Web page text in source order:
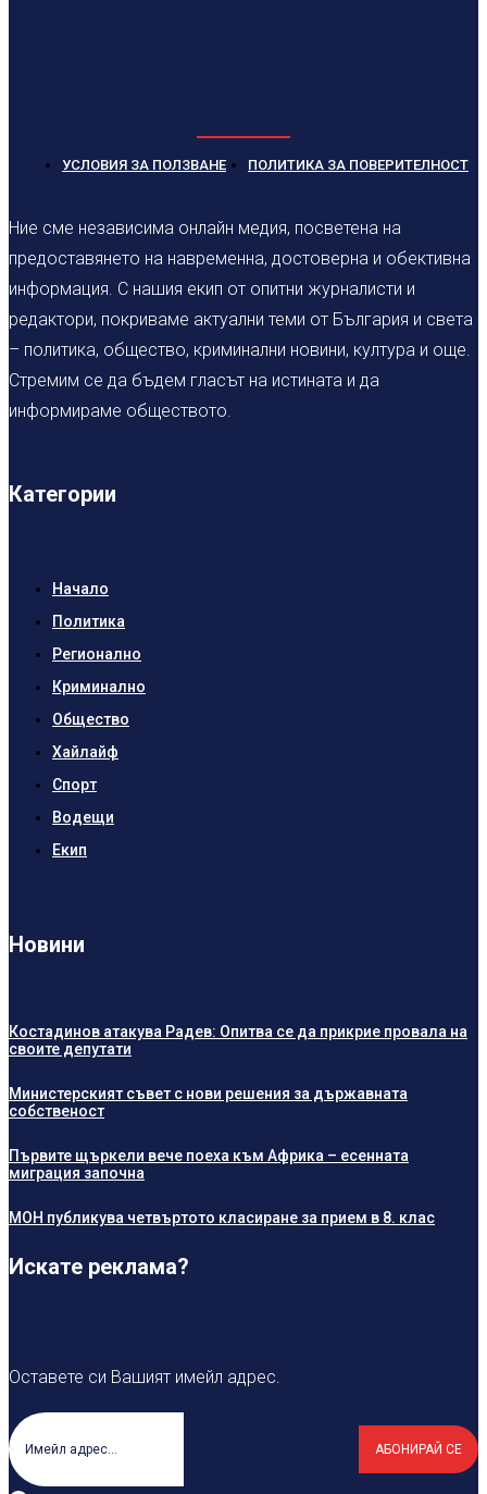
УСЛОВИЯ ЗА ПОЛЗВАНЕ ПОЛИТИКА ЗА ПОВЕРИТЕЛНОСТ
Ние сме независима онлайн медия, посветена на
предоставянето на навременна, достоверна и обективна
информация. С нашия екип от опитни журналисти и
редактори, покриваме актуални теми от България и света
– политика, общество, криминални новини, култура и още.
Стремим се да бъдем гласът на истината и да
информираме обществото.
Категории
Начало
Политика
Регионално
Криминално
Общество
Хайлайф
Спорт
Водещи
Екип
Новини
Костадинов атакува Радев: Опитва се да прикрие провала на
своите депутати
Министерският съвет с нови решения за държавната
собственост
Първите щъркели вече поеха към Африка – есенната
миграция започна
МОН публикува четвъртото класиране за прием в 8. клас
Искате реклама?
Оставете си Вашият имейл адрес.
АБОНИРАЙ СЕ